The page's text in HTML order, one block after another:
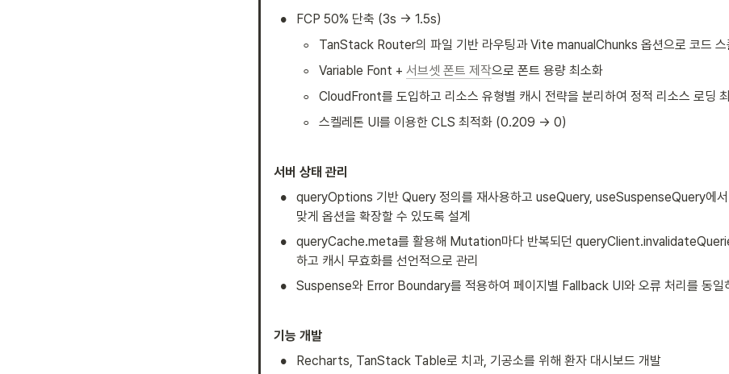
• FCP 50% 단축 (3s → 1.5s)
◦ TanStack Router의 파일 기반 라우팅과 Vite manualChunks 옵션으로 코드 스
◦ Variable Font + 서브셋 폰트 제작으로 폰트 용량 최소화
◦ CloudFront를 도입하고 리소스 유형별 캐시 전략을 분리하여 정적 리소스 로딩
◦ 스켈레톤 UI를 이용한 CLS 최적화 (0.209 → 0)
서버 상태 관리
•
queryOptions 기반 Query 정의를 재사용하고 useQuery, useSuspenseQuery에서
맞게 옵션을 확장할 수 있도록 설계
•
queryCache.meta를 활용해 Mutation마다 반복되던
하고 캐시 무효화를 선언적으로 관리
• Suspense와 Error Boundary를 적용하여 페이지별 Fallback UI와 오류 처리를 동일
기능 개발
• Recharts, TanStack Table로 치과, 기공소를 위해 환자 대시보드 개발